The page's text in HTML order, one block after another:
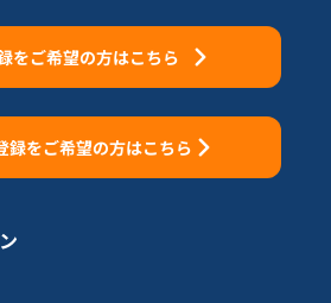
をご希望の方はこちら
録をご希望の方はこちら